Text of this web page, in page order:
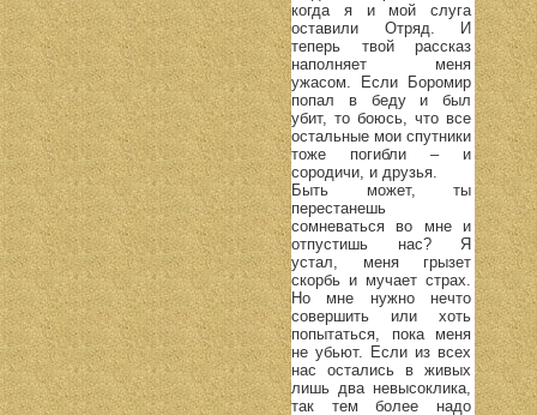
когда я и мой слуга
оставили Отряд. И
теперь твой рассказ
наполняет меня
ужасом. Если Боромир
попал в беду и был
убит, то боюсь, что все
остальные мои спутники
тоже погибли – и
сородичи, и друзья.
Быть может, ты
перестанешь
сомневаться во мне и
отпустишь нас? Я
устал, меня грызет
скорбь и мучает страх.
Но мне нужно нечто
совершить или хоть
попытаться, пока меня
не убьют. Если из всех
нас остались в живых
лишь два невысоклика,
так тем более надо